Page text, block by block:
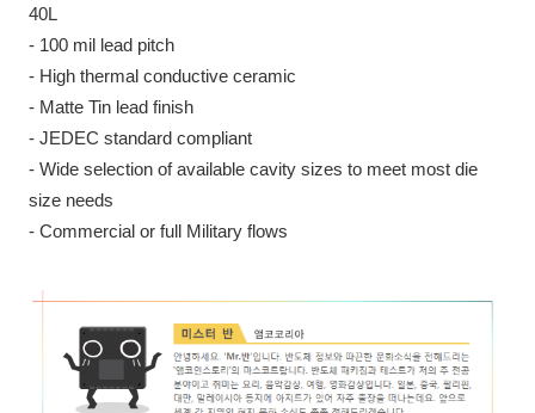
40L
- 100 mil lead pitch
- High thermal conductive ceramic
- Matte Tin lead finish
- JEDEC standard compliant
- Wide selection of available cavity sizes to meet most die
size needs
- Commercial or full Military flows